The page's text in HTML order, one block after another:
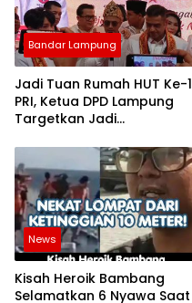
Bandar Lampung
Jadi Tuan Rumah HUT Ke-1
PRI, Ketua DPD Lampung
Targetkan Jadi
Nasional Terbesar di
Pemilu 2029
News
Kisah Heroik Bambang
Selamatkan 6 Nyawa Saat